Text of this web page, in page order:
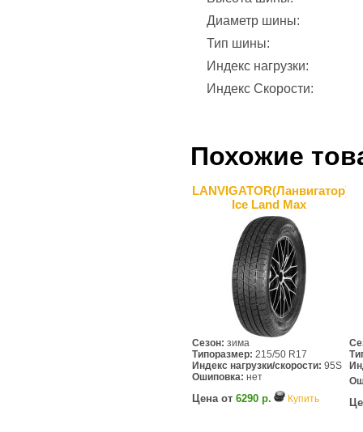
Диаметр шины:
Тип шины:
Индекс нагрузки:
Индекс Скорости:
Похожие
LANVIGATOR(Ланвигатор)
Ice Land Max
Сезон: зима
Типоразмер: 215/50 R17
Индекс нагрузки/скорости: 95S
Ошиповка: нет
Цена от 6290 р. Купить